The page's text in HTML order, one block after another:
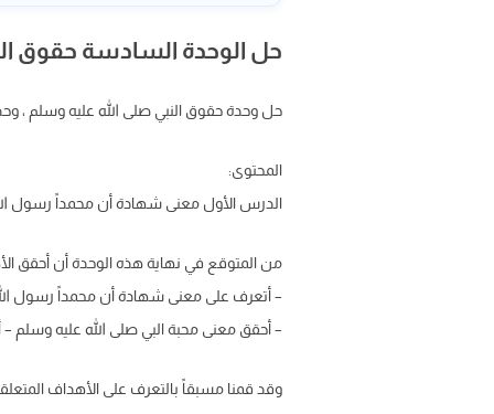
حل الوحدة السادسة حقوق
حل وحدة حقوق النبي صلى الله عليه وسلم ، وحدة حقوق الرسول مادة
المحتوى:
الدرس الأول معنى شهادة أن محمداً رسول
من المتوقع في نهاية هذه الوحدة أن أحقق
– أتعرف على معنى شهادة أن محمداً رسول
– أحقق معنى محبة البي صلى الله عليه وسلم
وقد قمنا مسبقاً بالتعرف على الأهداف